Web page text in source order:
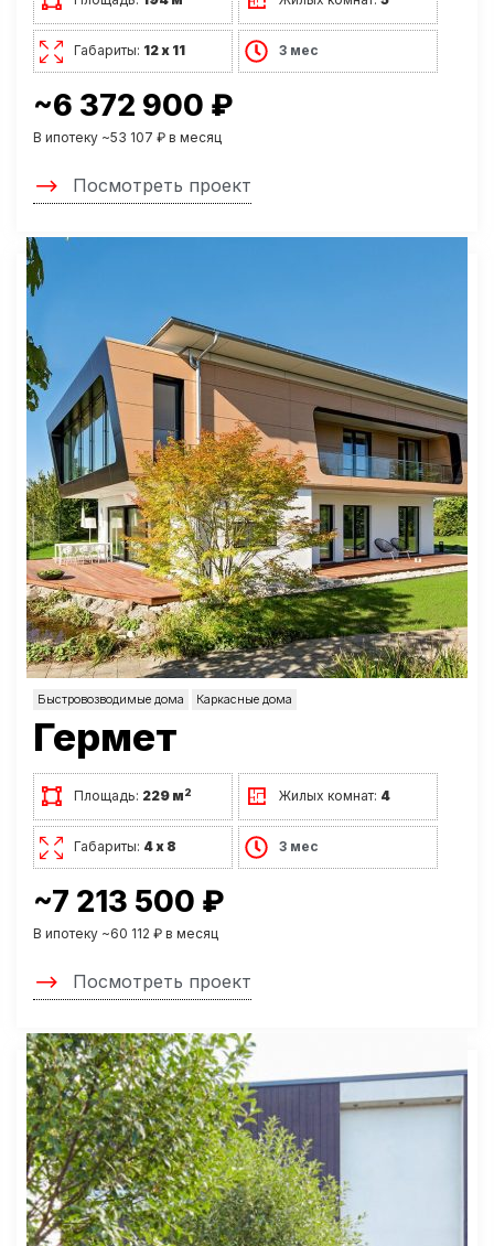
Габариты: 12 х 11 3 мес
~6 372 900 ₽
В ипотеку ~53 107 ₽ в месяц
Посмотреть проект
Быстровозводимые дома Каркасные дома
Гермет
Площадь: 229 м2 Жилых комнат: 4
Габариты: 4 х 8 3 мес
~7 213 500 ₽
В ипотеку ~60 112 ₽ в месяц
Посмотреть проект